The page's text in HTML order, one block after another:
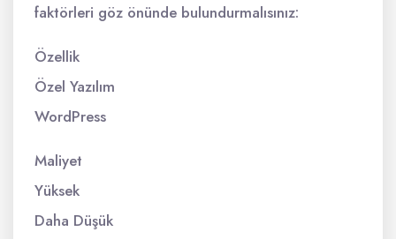
faktörleri göz önünde bulundurmalısınız:
Özellik
Özel Yazılım
WordPress
Maliyet
Yüksek
Daha Düşük